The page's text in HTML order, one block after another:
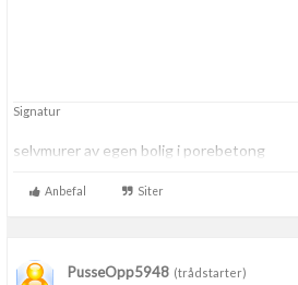
Signatur
selvmurer av egen bolig i porebetong
Anbefal Siter
PusseOpp5948 (trådstarter)